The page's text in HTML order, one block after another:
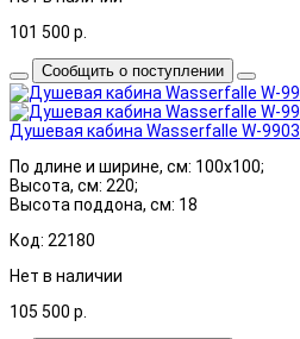
101 500 р.
Сообщить о поступлении
Душевая кабина Wasserfalle W-9903
По длине и ширине, см: 100x100;
Высота, см: 220;
Высота поддона, см: 18
Код: 22180
Нет в наличии
105 500 р.